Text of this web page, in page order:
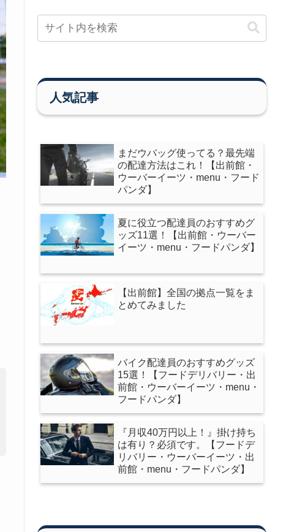
人気記事
まだウバッグ使ってる？最先端
の配達方法はこれ！【出前館・
ウーバーイーツ・menu・フード
パンダ】
夏に役立つ配達員のおすすめグ
ッズ11選！【出前館・ウーバー
イーツ・menu・フードパンダ】
【出前館】全国の拠点一覧をま
とめてみました
バイク配達員のおすすめグッズ
15選！【フードデリバリー・出
前館・ウーバーイーツ・menu・
フードパンダ】
『月収40万円以上！』掛け持ち
は有り？必須です。【フードデ
リバリー・ウーバーイーツ・出
前館・menu・フードパンダ】